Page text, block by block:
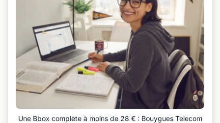
Une Bbox complète à moins de 28 € : Bouygues Telecom